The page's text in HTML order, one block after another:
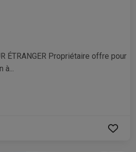
ÉTRANGER Propriétaire offre pour
à...